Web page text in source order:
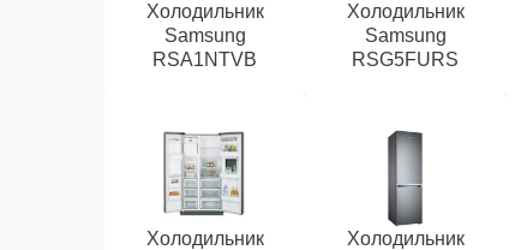
Холодильник
Samsung
RSA1NTVB
Холодильник
Samsung
RSG5FURS
Холодильник
Холодильник